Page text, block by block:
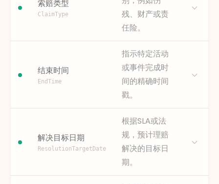
示例 约翰·史密斯
Emily Jones
ADJ-4561
否会带来更高效的处理或更高
的返工率，从而为渠道战略和
投资提供决策依据。
获取方式
请查阅 FINEOS Claims 文档。
这通常在理赔接收流程中获
取，并存储在主理赔记录上。
示例 邮件 经纪人
通过按严重程度分析流程，有
助于了解资源分配和流程设计
是否与不同复杂度的理赔案件
相匹配。这能揭示严重程度高
的理赔案件是否存在不成比例
的延误，或严重程度低的案件
是否被过度处理，从而实现更
优的流程细分和资源管理。
按严重程度进行细分有助于检
查流程是否正确优先处理高影
响理赔，并识别特定复杂程度
是否会导致流程瓶颈。
获取方式
请查阅 FINEOS Claims 文档。
这可能是一个专用字段，或从
其他属性（例如预估损失金
额）派生而来。
放”、“待补充信息”、“已批
准”、“已拒付”或“已结案”。此
属性可随时提供理赔案件的即
在流程分析中，状态变化通常
直接对应于流程活动。追踪状
态对于理解理赔结果、识别理
赔案件长期停滞在某一状态的
瓶颈，以及分析“拒付”或“结案”
此属性对于理解理赔结果、筛
选进行中或已结案的案件，以
及识别理赔案件停滞的阶段至
关重要。
请查阅 FINEOS Claims 文档。
这是主理赔记录上的一个基本
索赔类型
ClaimType
残、财产或责
任险。
理赔类型根据保单性质或损失
情况对理赔案件进行分类。不
同类型的理赔案件通常遵循不
同的流程变体，具有不同的监
管要求，并需要专门处理。
这是进行对比分析的关键维
度。通过按理赔类型筛选或细
分流程视图，分析师可以发现
特定类型的瓶颈，比较不同类
别之间的绩效，并根据每种理
赔类型的独特需求定制流程改
结束时间
EndTime
指示特定活动
或事件完成时
间的精确时间
戳。
“结束时间”属性记录了活动结束
的精确时刻。结合“开始时间”
（EventTime），它可以精确
计算每个步骤完成所需的时间
（即其处理时间）。
在分析中，这对于区分主动处
解决目标日期
ResolutionTargetDate
根据SLA或法
规，预计理赔
解决的目标日
期。